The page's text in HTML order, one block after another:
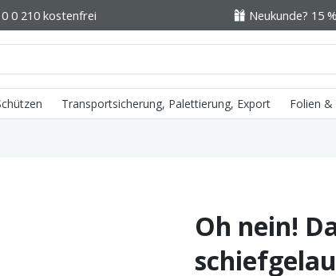
0 210 kostenfrei Neukunde? 15
Transportsicherung, Palettierung, Export Folien &
Oh nein!